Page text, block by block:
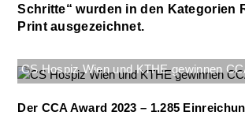
Schritte“ wurden in den Kategorien
Print ausgezeichnet.
CS Hospiz Wien und KTHE gewinnen
Der CCA Award 2023 – 1.285